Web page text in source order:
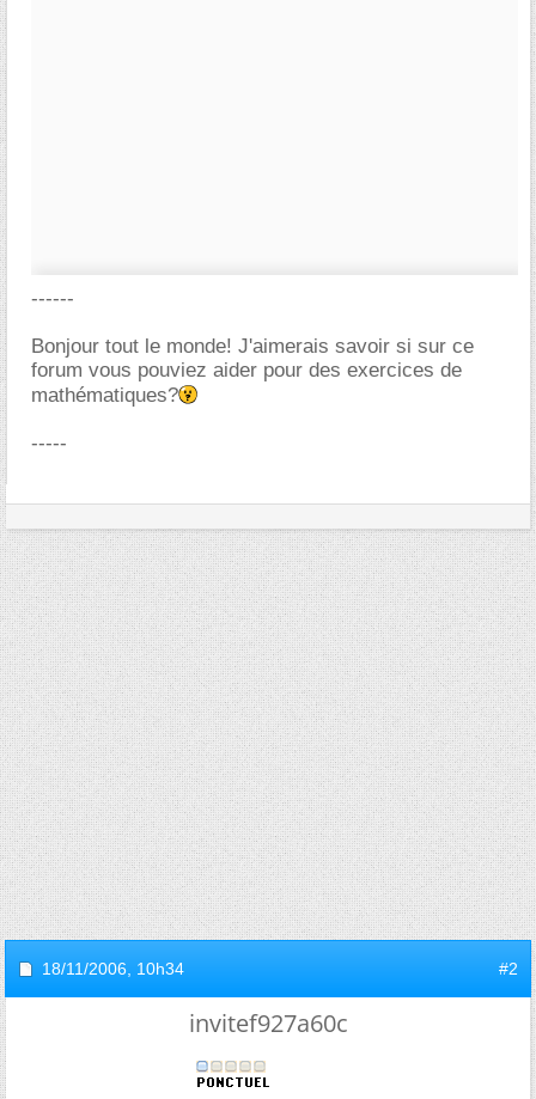
------
Bonjour tout le monde! J'aimerais savoir si sur ce
forum vous pouviez aider pour des exercices de
mathématiques?
-----
18/11/2006, 10h34 #2
invitef927a60c